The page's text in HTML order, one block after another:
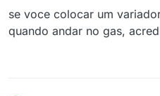
se voce colocar um
quando andar no gas,